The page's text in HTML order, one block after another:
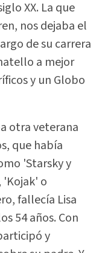
XX. La que
nos dejaba el
de su carrera
a mejor
y un Globo
otra veterana
que había
'Starsky y
'Kojak' o
fallecía Lisa
54 años. Con
y